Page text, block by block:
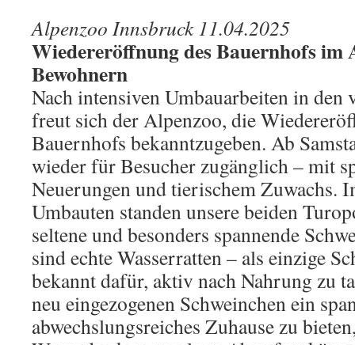
Alpenzoo Innsbruck 11.04.2025
Wiedereröffnung des Bauernhofs im
Bewohnern
Nach intensiven Umbauarbeiten in den
freut sich der Alpenzoo, die
Bauernhofs bekanntzugeben. Ab
wieder für Besucher zugänglich – mit
Neuerungen und tierischem Zuwachs.
Umbauten standen unsere beiden
seltene und besonders spannende
sind echte Wasserratten – als einzige
bekannt dafür, aktiv nach Nahrung zu
neu eingezogenen Schweinchen ein
abwechslungsreiches Zuhause zu